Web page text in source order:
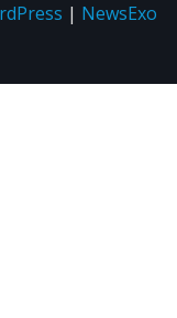
| NewsExo